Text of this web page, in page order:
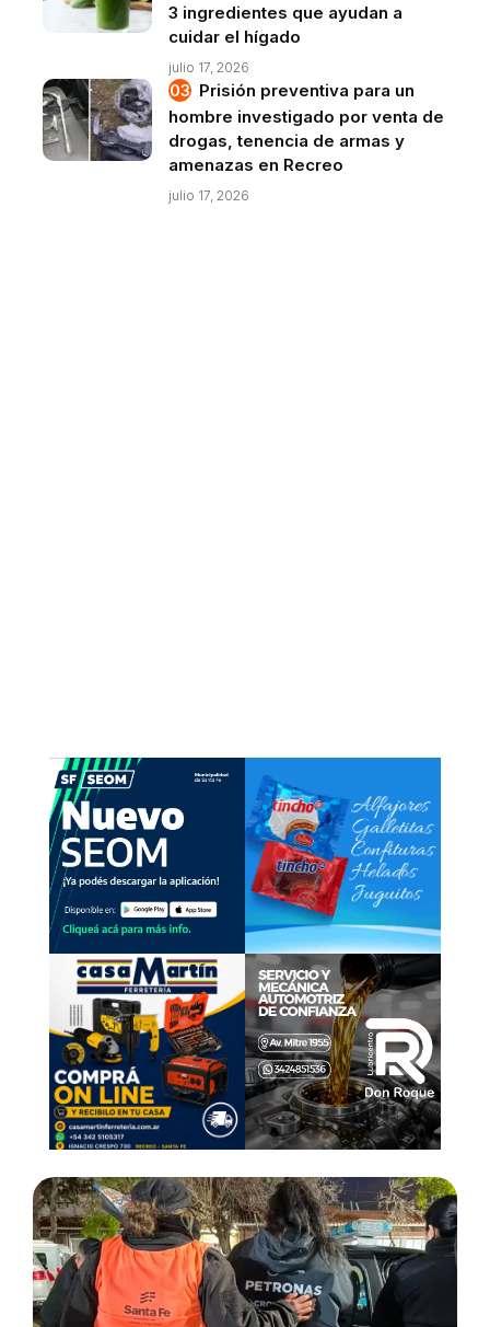
3 ingredientes que ayudan a
cuidar el hígado
julio 17, 2026
Prisión preventiva para un
hombre investigado por venta de
drogas, tenencia de armas y
amenazas en Recreo
julio 17, 2026